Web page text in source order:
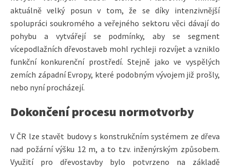
aktuálně velký posun v tom, že se díky intenzivnější
spolupráci soukromého a veřejného sektoru věci dávají do
pohybu a vytvářejí se podmínky, aby se segment
vícepodlažních dřevostaveb mohl rychleji rozvíjet a vzniklo
funkční konkurenční prostředí. Stejně jako ve vyspělých
zemích západní Evropy, které podobným vývojem již prošly,
nebo nyní procházejí.
Dokončení procesu normotvorby
V ČR lze stavět budovy s konstrukčním systémem ze dřeva
nad požární výšku 12 m, a to tzv. inženýrským způsobem.
Využití pro dřevostavby bylo potvrzeno na základě